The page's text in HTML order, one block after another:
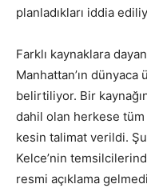
planladıkları iddia
Farklı kaynaklara
Manhattan’ın
belirtiliyor. Bir
dahil olan herkese tüm
kesin talimat verildi.
Kelce’nin
resmi açıklama